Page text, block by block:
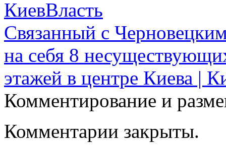
КиевВласть
Связанный с
на себя 8
этажей в центре Киева |
Комментирование и
Комментарии закрыты.